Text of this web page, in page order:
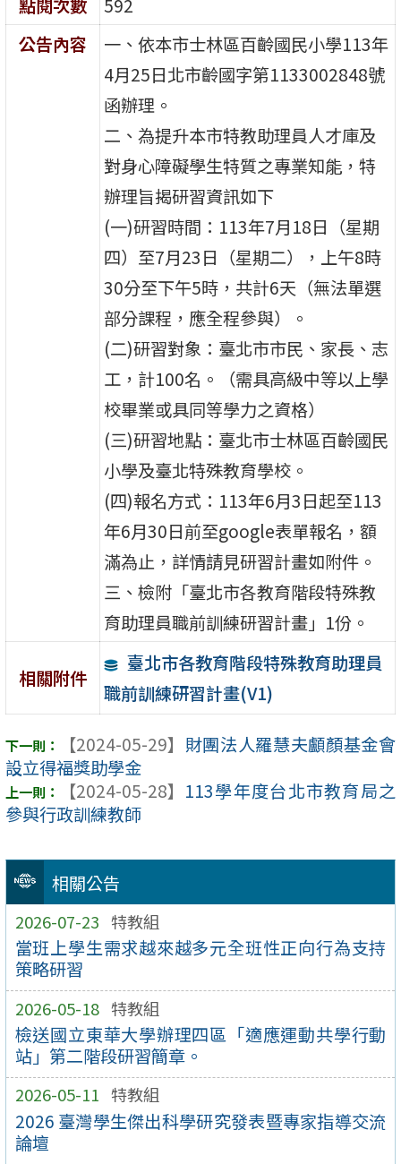
相關公告
2026-07-23 特教組
當班上學生需求越來越多元全班性正向行為支持
策略研習
2026-05-18 特教組
檢送國立東華大學辦理四區「適應運動共學行動
站」第二階段研習簡章。
2026-05-11 特教組
2026 臺灣學生傑出科學研究發表暨專家指導交流
論壇
點閱次數
592
公告內容
一、依本市士林區百齡國民小學113年
4月25日北市齡國字第1133002848號
函辦理。
二、為提升本市特教助理員人才庫及
對身心障礙學生特質之專業知能，特
辦理旨揭研習資訊如下
(一)研習時間：113年7月18日（星期
四）至7月23日（星期二），上午8時
30分至下午5時，共計6天（無法單選
部分課程，應全程參與）。
(二)研習對象：臺北市市民、家長、志
工，計100名。（需具高級中等以上學
校畢業或具同等學力之資格）
(三)研習地點：臺北市士林區百齡國民
小學及臺北特殊教育學校。
(四)報名方式：113年6月3日起至113
年6月30日前至google表單報名，額
滿為止，詳情請見研習計畫如附件。
三、檢附「臺北市各教育階段特殊教
育助理員職前訓練研習計畫」1份。
相關附件
臺北市各教育階段特殊教育助理員
職前訓練研習計畫(V1)
【2024-05-29】 財團法人羅慧夫顱顏基金會
設立得福獎助學金
【2024-05-28】 113學年度台北市教育局之
參與行政訓練教師